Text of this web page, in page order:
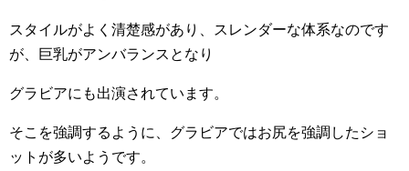
スタイルがよく清楚感があり、スレンダーな体系なのです
が、巨乳がアンバランスとなり
グラビアにも出演されています。
そこを強調するように、グラビアではお尻を強調したショ
ットが多いようです。